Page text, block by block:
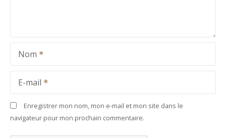
Nom
E-mail
Enregistrer mon nom, mon e-mail et mon site dans le
navigateur pour mon prochain commentaire.